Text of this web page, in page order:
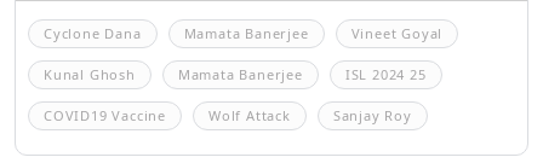
Cyclone Dana Mamata Banerjee Vineet Goyal
Kunal Ghosh Mamata Banerjee ISL 2024 25
COVID19 Vaccine Wolf Attack Sanjay Roy